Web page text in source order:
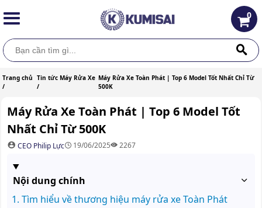
0
Trang chủ
/
Tin tức Máy Rửa Xe
/
Máy Rửa Xe Toàn Phát | Top 6 Model Tốt Nhất Chỉ Từ
500K
Máy Rửa Xe Toàn Phát | Top 6 Model Tốt
Nhất Chỉ Từ 500K
CEO Philip Lực 19/06/2025 2267
Nội dung chính
Tìm hiểu về thương hiệu máy rửa xe Toàn Phát